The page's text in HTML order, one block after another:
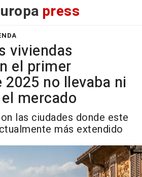
press
viviendas
el primer
no llevaba ni
mercado
las ciudades donde este
más extendido